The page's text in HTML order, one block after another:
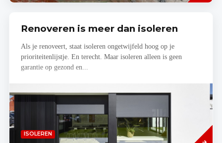
Renoveren is meer dan isoleren
Als je renoveert, staat isoleren ongetwijfeld hoog op je
prioriteitenlijstje. En terecht. Maar isoleren alleen is geen
garantie op gezond en...
ISOLEREN
more